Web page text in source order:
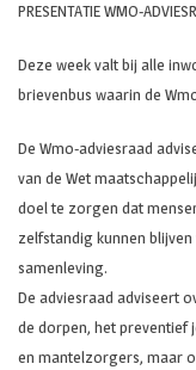
PRESENTATIE WMO-
Deze week valt bij alle
brievenbus waarin de
De Wmo-adviesraad
van de Wet
doel te zorgen dat
zelfstandig kunnen
samenleving.
De adviesraad adviseert
de dorpen, het preventief
en mantelzorgers, maar